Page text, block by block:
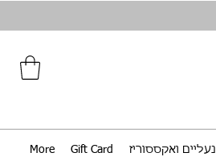
נעליים ואקססוריז Gift Card
More